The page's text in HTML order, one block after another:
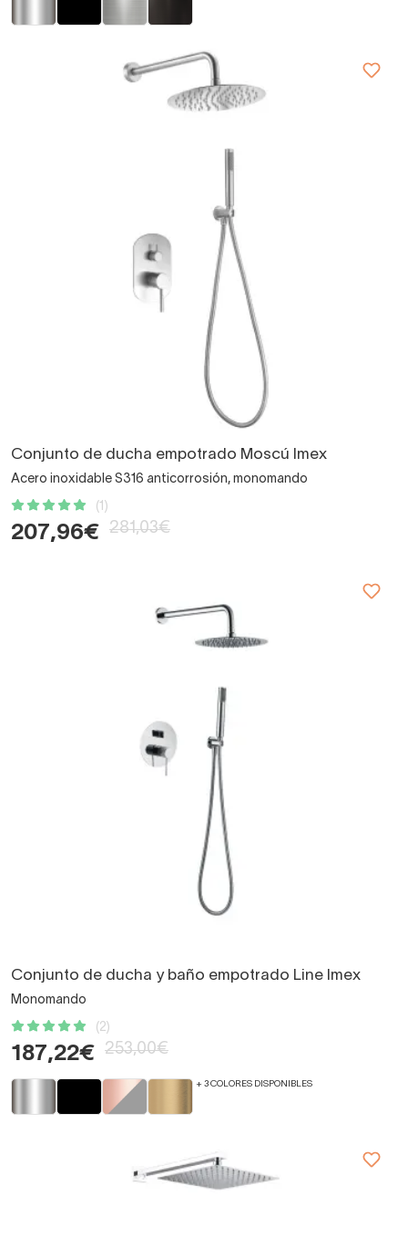
Conjunto de ducha empotrado Moscú Imex
Acero inoxidable S316 anticorrosión, monomando
(1)
207,96€ 281,03€
Conjunto de ducha y baño empotrado Line Imex
Monomando
(2)
187,22€ 253,00€
+ 3 COLORES DISPONIBLES